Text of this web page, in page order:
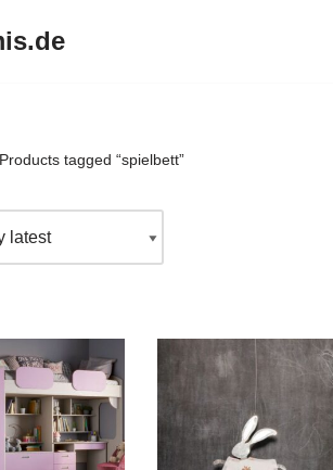
Products tagged “spielbett”